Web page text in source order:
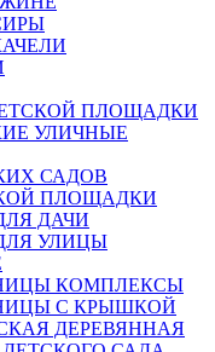
ПЛОЩАДКИ
УЛИЧНЫЕ
САДОВ
ПЛОЩАДКИ
ДАЧИ
УЛИЦЫ
КОМПЛЕКСЫ
С КРЫШКОЙ
ДЕРЕВЯННАЯ